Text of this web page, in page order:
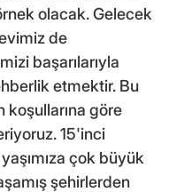
olacak. Gelecek
de
başarılarıyla
etmektir. Bu
koşullarına göre
15'inci
yaşımıza çok büyük
şehirlerden